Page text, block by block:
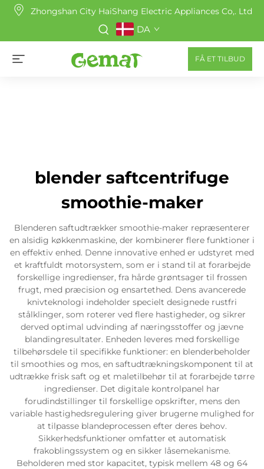
Zhongshan City HaiShang Electric Appliances Co,. Ltd
DA
FÅ ET TILBUD
blender saftcentrifuge
smoothie-maker
Blenderen saftudtrækker smoothie-maker repræsenterer
en alsidig køkkenmaskine, der kombinerer flere funktioner i
en effektiv enhed. Denne innovative enhed er udstyret med
et kraftfuldt motorsystem, som er i stand til at forarbejde
forskellige ingredienser, fra hårde grøntsager til frossen
frugt, med præcision og ensartethed. Dens avancerede
knivteknologi indeholder specielt designede rustfri
stålklinger, som roterer ved flere hastigheder, og sikrer
derved optimal udvinding af næringsstoffer og jævne
blandingresultater. Enheden leveres med forskellige
tilbehørsdele til specifikke funktioner: en blenderbeholder
til smoothies og mos, en saftudtrækningskomponent til at
udtrække frisk saft og et maletilbehør til at forarbejde tørre
ingredienser. Det digitale kontrolpanel har
forudindstillinger til forskellige opskrifter, mens den
variable hastighedsregulering giver brugerne mulighed for
at tilpasse blandeprocessen efter deres behov.
Sikkerhedsfunktioner omfatter et automatisk
frakoblingssystem og en sikker låsemekanisme.
Beholderen med stor kapacitet, typisk mellem 48 og 64